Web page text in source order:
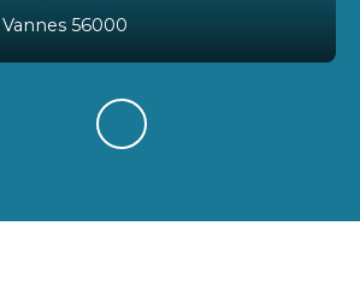
Vannes 56000